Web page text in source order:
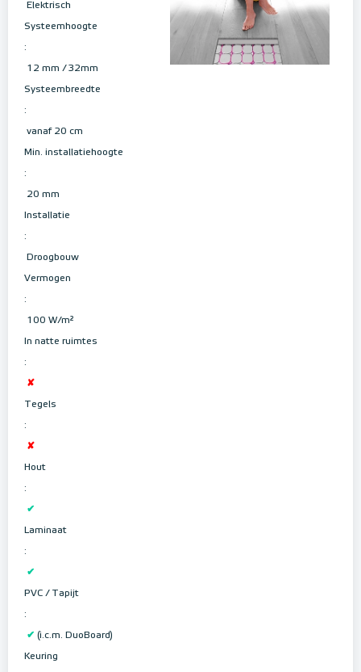
Elektrisch
Systeemhoogte
:
12 mm / 32mm
Systeembreedte
:
vanaf 20 cm
Min. installatiehoogte
:
20 mm
Installatie
:
Droogbouw
Vermogen
:
100 W/m²
In natte ruimtes
:
✘
Tegels
:
✘
Hout
:
✔
Laminaat
:
✔
PVC / Tapijt
:
✔ (i.c.m. DuoBoard)
Keuring